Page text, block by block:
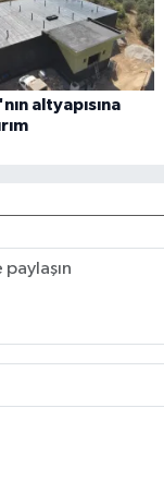
altyapısına